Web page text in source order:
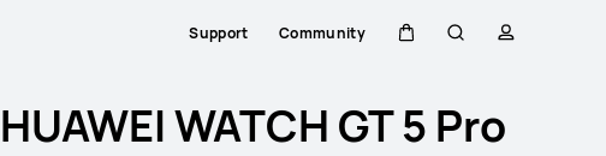
Support Community
HUAWEI WATCH GT 5 Pro